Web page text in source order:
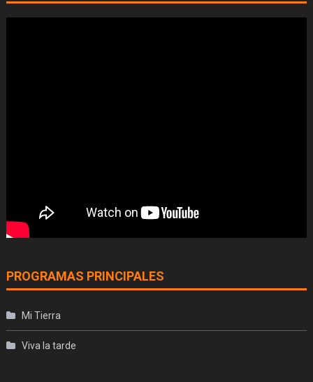
PROGRAMAS PRINCIPALES
Mi Tierra
Viva la tarde